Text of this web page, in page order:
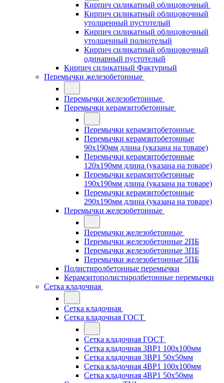
Кирпич силикатный облицовочный
Кирпич силикатный облицовочный
утолщенный пустотелый
Кирпич силикатный облицовочный
утолщенный полнотелый
Кирпич силикатный облицовочный
одинарный пустотелый
Кирпич силикатный Фактурный
Перемычки железобетонные
Перемычки железобетонные
Перемычки керамзитобетонные
Перемычки керамзитобетонные
Перемычки керамзитобетонные
90x190мм длина (указана на товаре)
Перемычки керамзитобетонные
120x190мм длина (указана на товаре)
Перемычки керамзитобетонные
190x190мм длина (указана на товаре)
Перемычки керамзитобетонные
290x190мм длина (указана на товаре)
Перемычки железобетонные
Перемычки железобетонные
Перемычки железобетонные 2ПБ
Перемычки железобетонные 3ПБ
Перемычки железобетонные 5ПБ
Полистиролбетонные перемычки
Керамзитополистиролбетонные перемычки
Сетка кладочная
Сетка кладочная
Сетка кладочная ГОСТ
Сетка кладочная ГОСТ
Сетка кладочная 3ВР1 100x100мм
Сетка кладочная 3ВР1 50x50мм
Сетка кладочная 4ВР1 100x100мм
Сетка кладочная 4ВР1 50x50мм